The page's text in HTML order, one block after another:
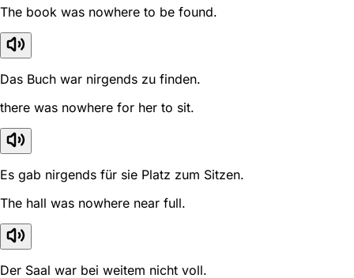
The book was nowhere to be found.
Das Buch war nirgends zu finden.
there was nowhere for her to sit.
Es gab nirgends für sie Platz zum Sitzen.
The hall was nowhere near full.
Der Saal war bei weitem nicht voll.